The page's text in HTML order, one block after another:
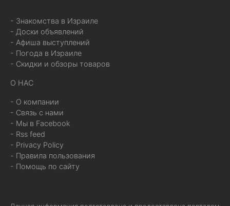
- Знакомства в Израиле
- Доски объявлений
- Афиша выступлений
- Погода в Израиле
- Скидки и обзоры товаров
О НАС
- О компании
- Связь с нами
- Мы в Facebook
- Rss feed
- Privacy Policy
- Правила пользования
- Помощь по сайту